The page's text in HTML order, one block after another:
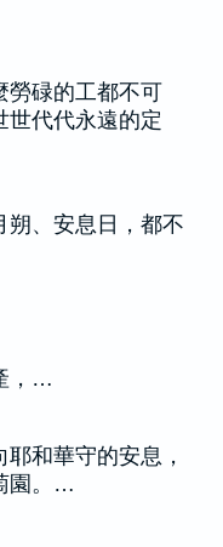
勞碌的工都不可
世代代永遠的定
朔、安息日，都不
，…
和華守的安息，
園。…